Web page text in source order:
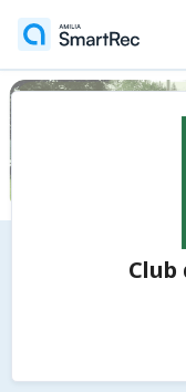
Club